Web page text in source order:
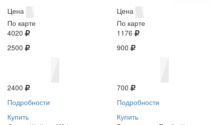
Цена
По карте
4020
2500
2400
Подробности
Купить
Цена
По карте
1176
900
700
Подробности
Купить